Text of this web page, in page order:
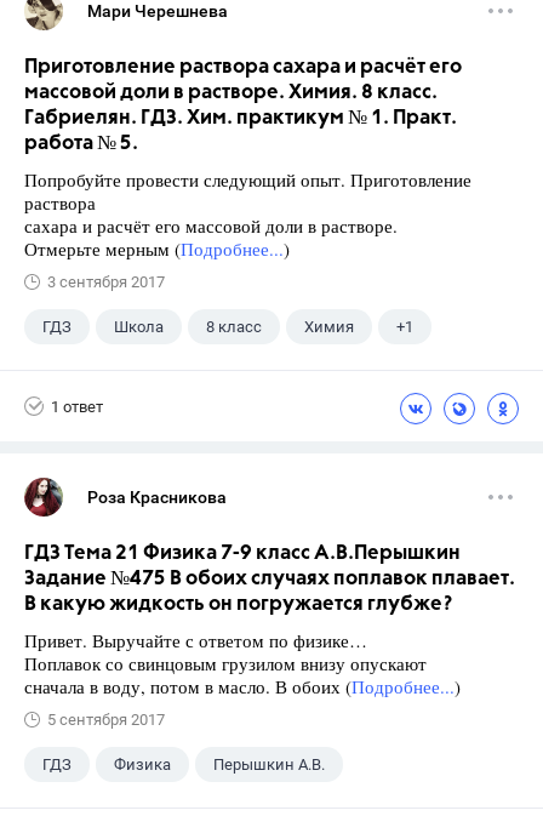
Мари Черешнева
Приготовление раствора сахара и расчёт его
массовой доли в растворе. Химия. 8 класс.
Габриелян. ГДЗ. Хим. практикум № 1. Практ.
работа № 5.
Попробуйте провести следующий опыт. Приготовление
раствора
сахара и расчёт его массовой доли в растворе.
Отмерьте мерным (Подробнее...)
3 сентября 2017
ГДЗ Школа 8 класс Химия +1
1 ответ
Роза Красникова
ГДЗ Тема 21 Физика 7-9 класс А.В.Перышкин
Задание №475 В обоих случаях поплавок плавает.
В какую жидкость он погружается глубже?
Привет. Выручайте с ответом по физике…
Поплавок со свинцовым грузилом внизу опускают
сначала в воду, потом в масло. В обоих (Подробнее...)
5 сентября 2017
ГДЗ Физика Перышкин А.В.